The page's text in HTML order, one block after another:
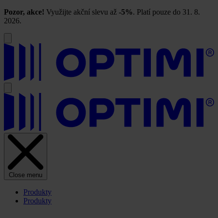
Pozor, akce! Využijte akční slevu až -5%. Platí pouze do 31. 8.
2026.
Close menu
Produkty
Produkty